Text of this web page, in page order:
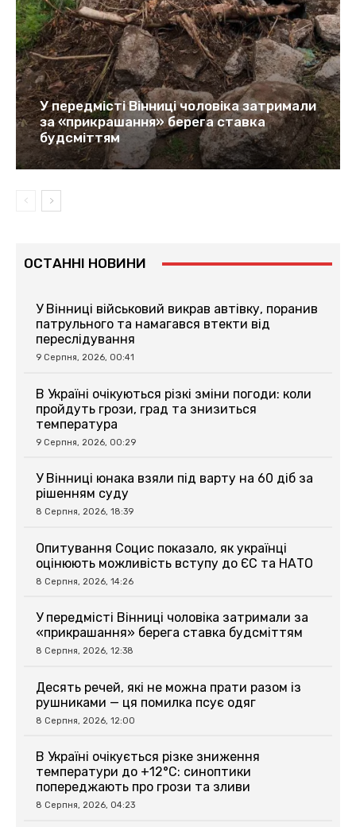
У передмісті Вінниці чоловіка затримали
за «прикрашання» берега ставка
будсміттям
ОСТАННІ НОВИНИ
У Вінниці військовий викрав автівку, поранив
патрульного та намагався втекти від
переслідування
9 Серпня, 2026, 00:41
В Україні очікуються різкі зміни погоди: коли
пройдуть грози, град та знизиться
температура
9 Серпня, 2026, 00:29
У Вінниці юнака взяли під варту на 60 діб за
рішенням суду
8 Серпня, 2026, 18:39
Опитування Социс показало, як українці
оцінюють можливість вступу до ЄС та НАТО
8 Серпня, 2026, 14:26
У передмісті Вінниці чоловіка затримали за
«прикрашання» берега ставка будсміттям
8 Серпня, 2026, 12:38
Десять речей, які не можна прати разом із
рушниками — ця помилка псує одяг
8 Серпня, 2026, 12:00
В Україні очікується різке зниження
температури до +12°C: синоптики
попереджають про грози та зливи
8 Серпня, 2026, 04:23